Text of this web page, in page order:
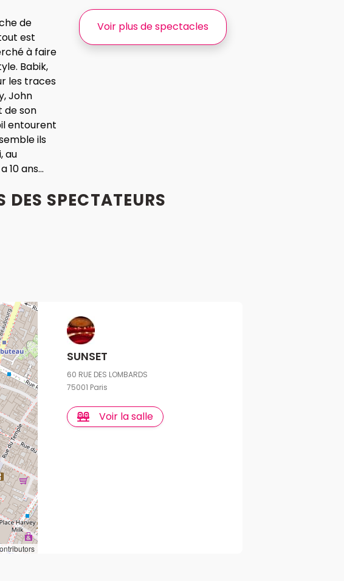
de
est
à faire
Babik,
les traces
John
de son
entourent
ils
au
10 ans...
Voir plus de spectacles
DES SPECTATEURS
SUNSET
60 RUE DES LOMBARDS
75001 Paris
Voir la salle